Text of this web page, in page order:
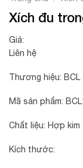
Xích đu
Giá:
Liên hệ
Thương hiệu: BCL
Mã sản phẩm:
Chất liệu: Hợp kim
Kích thước: